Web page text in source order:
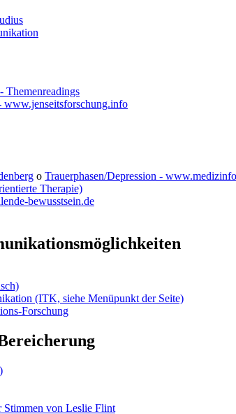
Themenreadings
www.jenseitsforschung.info
o Trauerphasen/Depression -
Therapie)
bewusstsein.de
(ITK, siehe Menüpunkt der Seite)
Forschung
Stimmen von Leslie Flint